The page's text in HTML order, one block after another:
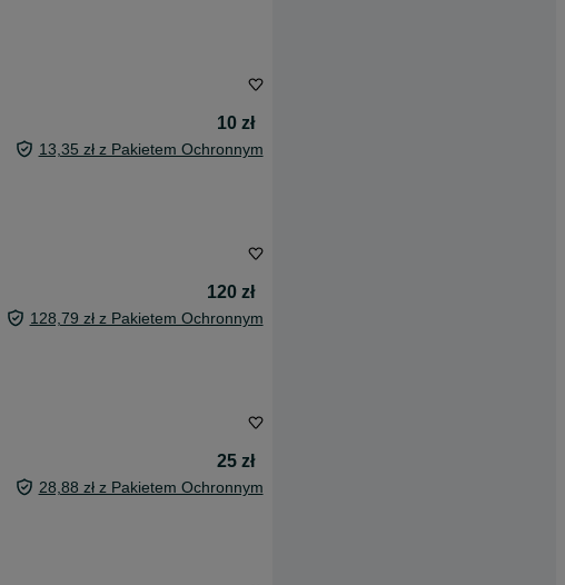
10 zł
13,35 zł z Pakietem Ochronnym
120 zł
128,79 zł z Pakietem Ochronnym
25 zł
28,88 zł z Pakietem Ochronnym